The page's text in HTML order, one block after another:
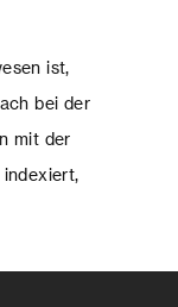
ist,
bei der
mit der